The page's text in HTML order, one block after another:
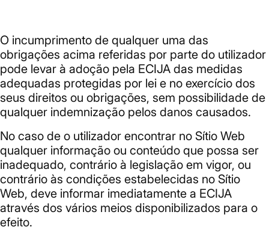
O incumprimento de qualquer uma das
obrigações acima referidas por parte do utilizador
pode levar à adoção pela ECIJA das medidas
adequadas protegidas por lei e no exercício dos
seus direitos ou obrigações, sem possibilidade de
qualquer indemnização pelos danos causados.
No caso de o utilizador encontrar no Sítio Web
qualquer informação ou conteúdo que possa ser
inadequado, contrário à legislação em vigor, ou
contrário às condições estabelecidas no Sítio
Web, deve informar imediatamente a ECIJA
através dos vários meios disponibilizados para o
efeito.